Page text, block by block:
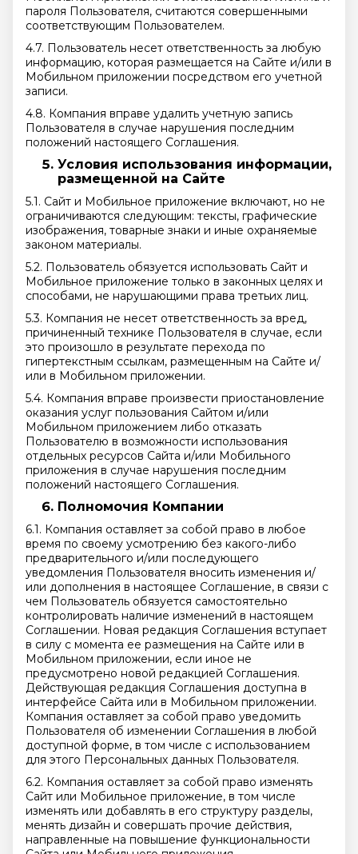
пароля Пользователя, считаются совершенными
соответствующим Пользователем.
4.7. Пользователь несет ответственность за любую
информацию, которая размещается на Сайте и/или в
Мобильном приложении посредством его учетной
записи.
4.8. Компания вправе удалить учетную запись
Пользователя в случае нарушения последним
положений настоящего Соглашения.
Условия использования информации,
размещенной на Сайте
5.1. Сайт и Мобильное приложение включают, но не
ограничиваются следующим: тексты, графические
изображения, товарные знаки и иные охраняемые
законом материалы.
5.2. Пользователь обязуется использовать Сайт и
Мобильное приложение только в законных целях и
способами, не нарушающими права третьих лиц.
5.3. Компания не несет ответственность за вред,
причиненный технике Пользователя в случае, если
это произошло в результате перехода по
гипертекстным ссылкам, размещенным на Сайте и/
или в Мобильном приложении.
5.4. Компания вправе произвести приостановление
оказания услуг пользования Сайтом и/или
Мобильном приложением либо отказать
Пользователю в возможности использования
отдельных ресурсов Сайта и/или Мобильного
приложения в случае нарушения последним
положений настоящего Соглашения.
Полномочия Компании
6.1. Компания оставляет за собой право в любое
время по своему усмотрению без какого-либо
предварительного и/или последующего
уведомления Пользователя вносить изменения и/
или дополнения в настоящее Соглашение, в связи с
чем Пользователь обязуется самостоятельно
контролировать наличие изменений в настоящем
Соглашении. Новая редакция Соглашения вступает
в силу с момента ее размещения на Сайте или в
Мобильном приложении, если иное не
предусмотрено новой редакцией Соглашения.
Действующая редакция Соглашения доступна в
интерфейсе Сайта или в Мобильном приложении.
Компания оставляет за собой право уведомить
Пользователя об изменении Соглашения в любой
доступной форме, в том числе с использованием
для этого Персональных данных Пользователя.
6.2. Компания оставляет за собой право изменять
Сайт или Мобильное приложение, в том числе
изменять или добавлять в его структуру разделы,
менять дизайн и совершать прочие действия,
направленные на повышение функциональности